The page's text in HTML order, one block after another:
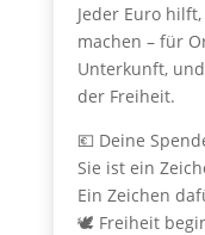
Jeder Euro
machen – für
Unterkunft,
der Freiheit.
💶 Deine
Sie ist ein
Ein Zeichen
🕊️ Freiheit